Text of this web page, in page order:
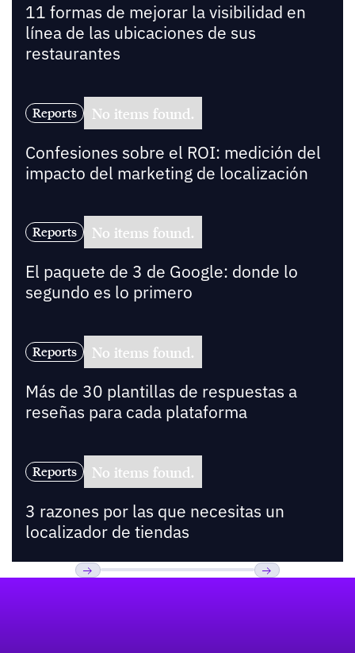
11 formas de mejorar la visibilidad en
línea de las ubicaciones de sus
restaurantes
Reports No items found.
Confesiones sobre el ROI: medición del
impacto del marketing de localización
Reports No items found.
El paquete de 3 de Google: donde lo
segundo es lo primero
Reports No items found.
Más de 30 plantillas de respuestas a
reseñas para cada plataforma
Reports No items found.
3 razones por las que necesitas un
localizador de tiendas